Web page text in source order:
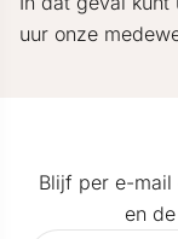
uur onze
Blijf per e-mail
en